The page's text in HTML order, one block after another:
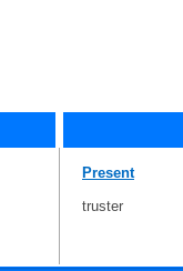
Present
truster